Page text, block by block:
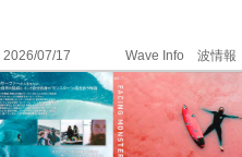
2026/07/17 Wave Info 波情報